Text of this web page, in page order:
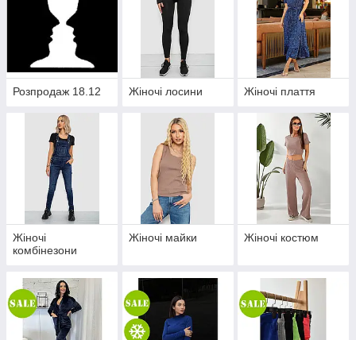
Розпродаж 18.12 Жіночі лосини Жіночі плаття
Жіночі
комбінезони
Жіночі майки Жіночі костюм